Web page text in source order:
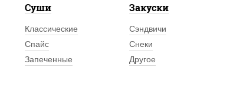
Суши
Классические
Спайс
Запеченные
Закуски
Сэндвичи
Снеки
Другое